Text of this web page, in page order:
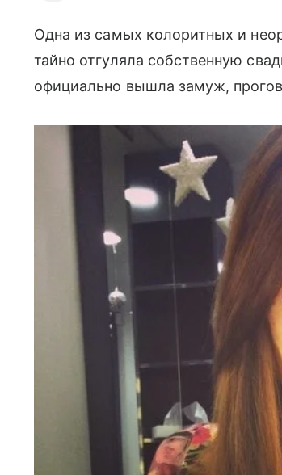
Одна из самых колоритных и
тайно отгуляла собственную
официально вышла замуж,